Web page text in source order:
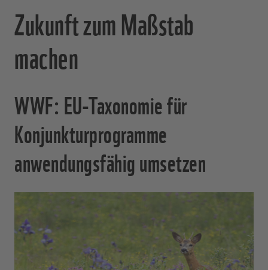
Zukunft zum Maßstab
machen
WWF: EU-Taxonomie für
Konjunkturprogramme
anwendungsfähig umsetzen